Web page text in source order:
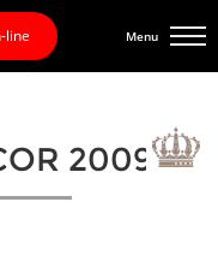
line Menu
2009